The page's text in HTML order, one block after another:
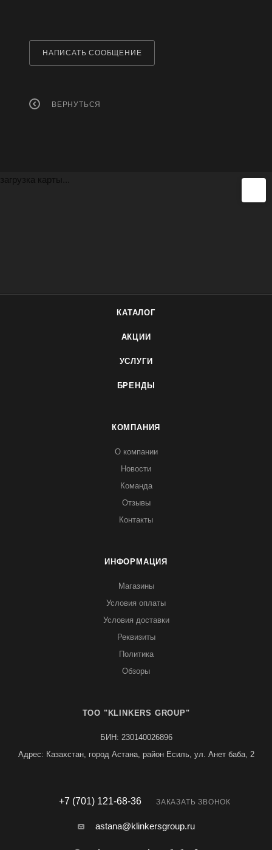
НАПИСАТЬ СООБЩЕНИЕ
ВЕРНУТЬСЯ
загрузка карты...
КАТАЛОГ
АКЦИИ
УСЛУГИ
БРЕНДЫ
КОМПАНИЯ
О компании
Новости
Команда
Отзывы
Контакты
ИНФОРМАЦИЯ
Магазины
Условия оплаты
Условия доставки
Реквизиты
Политика
Обзоры
TOO "KLINKERS GROUP"
БИН: 230140026896
Адрес: Казахстан, город Астана, район Есиль, ул. Анет баба, 2
+7 (701) 121-68-36 ЗАКАЗАТЬ ЗВОНОК
astana@klinkersgroup.ru